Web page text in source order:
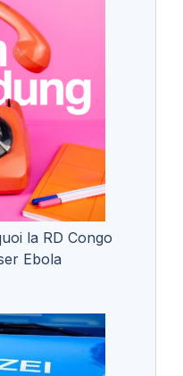
la RD Congo
Ebola